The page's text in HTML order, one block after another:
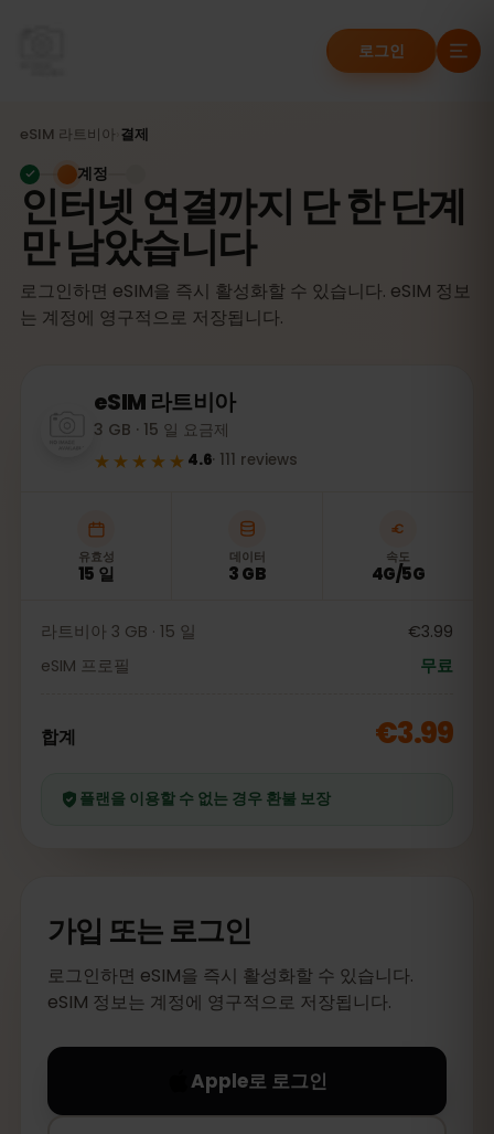
로그인
eSIM 라트비아 결제
인터넷 연결까지 단 한 단계
만 남았습니다
로그인하면 eSIM을 즉시 활성화할 수 있습니다. eSIM 정보
는 계정에 영구적으로 저장됩니다.
계정
eSIM 라트비아
3 GB · 15 일 요금제
★★★★★ 4.6· 111 reviews
유효성
15 일
데이터
3 GB
속도
4G/5G
라트비아 3 GB · 15 일
€3.99
eSIM 프로필
무료
합계 €3.99
플랜을 이용할 수 없는 경우 환불 보장
가입 또는 로그인
로그인하면 eSIM을 즉시 활성화할 수 있습니다.
eSIM 정보는 계정에 영구적으로 저장됩니다.
Apple로 로그인